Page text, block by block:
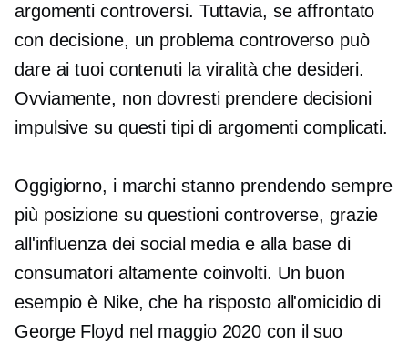
argomenti controversi. Tuttavia, se affrontato
con decisione, un problema controverso può
dare ai tuoi contenuti la viralità che desideri.
Ovviamente, non dovresti prendere decisioni
impulsive su questi tipi di argomenti complicati.
Oggigiorno, i marchi stanno prendendo sempre
più posizione su questioni controverse, grazie
all'influenza dei social media e alla base di
consumatori altamente coinvolti. Un buon
esempio è Nike, che ha risposto all'omicidio di
George Floyd nel maggio 2020 con il suo